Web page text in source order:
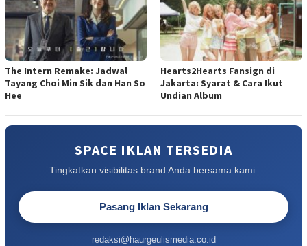
The Intern Remake: Jadwal
Tayang Choi Min Sik dan Han So
Hee
Hearts2Hearts Fansign di
Jakarta: Syarat & Cara Ikut
Undian Album
SPACE IKLAN TERSEDIA
Tingkatkan visibilitas brand Anda bersama kami.
Pasang Iklan Sekarang
redaksi@haurgeulismedia.co.id